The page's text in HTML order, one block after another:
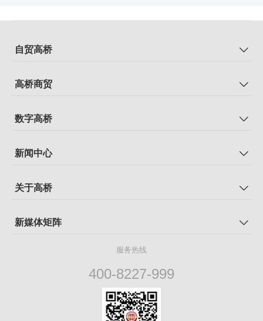
自贸高桥
高桥商贸
数字高桥
新闻中心
关于高桥
新媒体矩阵
服务热线
400-8227-999